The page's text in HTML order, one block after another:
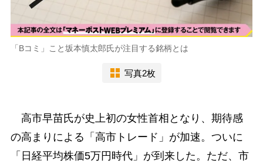
「Bコミ」こと坂本慎太郎氏が注目する銘柄とは
写真2枚
高市早苗氏が史上初の女性首相となり、期待感
の高まりによる「高市トレード」が加速。ついに
「日経平均株価5万円時代」が到来した。ただ、市